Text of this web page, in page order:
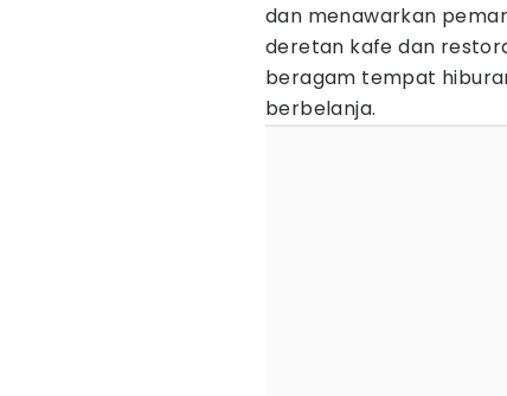
dan menawarkan
deretan kafe dan
beragam tempat
berbelanja.